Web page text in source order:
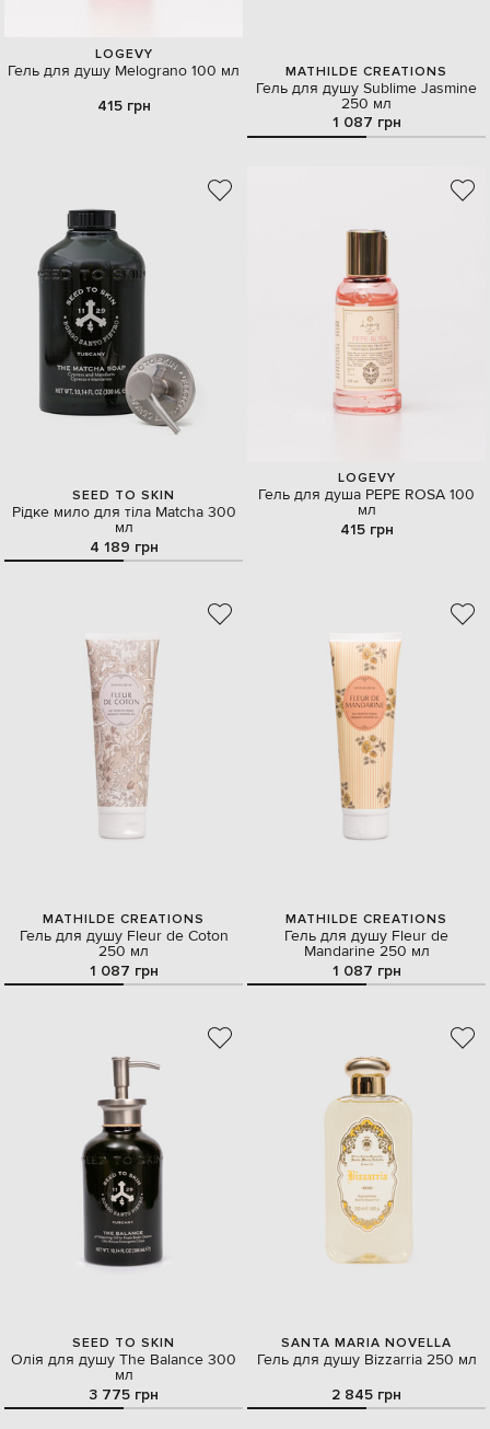
LOGEVY
Гель для душу Melograno 100 мл
415 грн
MATHILDE CREATIONS
Гель для душу Sublime Jasmine
250 мл
1 087 грн
SEED TO SKIN
Рідке мило для тіла Matcha 300
мл
4 189 грн
LOGEVY
Гель для душа PEPE ROSA 100
мл
415 грн
MATHILDE CREATIONS
Гель для душу Fleur de Coton
250 мл
1 087 грн
MATHILDE CREATIONS
Гель для душу Fleur de
Mandarine 250 мл
1 087 грн
SEED TO SKIN
Олія для душу The Balance 300
мл
3 775 грн
SANTA MARIA NOVELLA
Гель для душу Bizzarria 250 мл
2 845 грн